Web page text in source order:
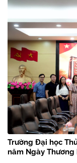
Trường Đại học
năm Ngày